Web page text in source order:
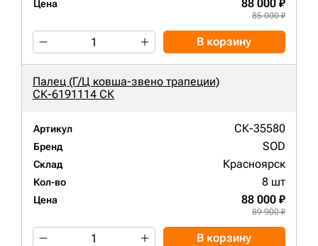
Цена 88 000 ₽
85 000 ₽
В корзину
Палец (Г/Ц ковша-звено трапеции)
СК-6191114 СК
Артикул СК-35580
Бренд SOD
Склад Красноярск
Кол-во 8 шт
Цена 88 000 ₽
89 900 ₽
В корзину